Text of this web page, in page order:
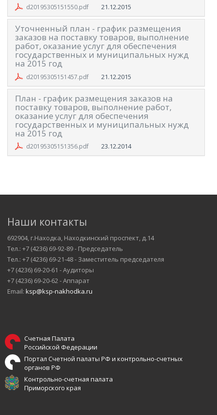
d20195305151550.pdf 21.12.2015
Уточненный план - график размещения
заказов на поставку товаров, выполнение
работ, оказание услуг для обеспечения
государственных и муниципальных нужд
на 2015 год
d20195305151457.pdf 21.12.2015
План - график размещения заказов на
поставку товаров, выполнение работ,
оказание услуг для обеспечения
государственных и муниципальных нужд
на 2015 год
d20195305151356.pdf 23.12.2014
Наши контакты
692904, г.Находка, Находкинский проспект, д.14
Тел.: +7 (4236) 69-92-89 - Председатель
Тел.: +7 (4236) 69-21-48 - Заместитель председателя
+7 (4236) 69-20-61 - Аудиторы
+7 (4236) 69-20-62 - Аппарат
Email: ksp@ksp-nakhodka.ru
Счетная Палата
Российской Федерации
Портал Счетной палаты РФ и контрольно-счетных
органов РФ
Контрольно-счетная палата
Приморского края